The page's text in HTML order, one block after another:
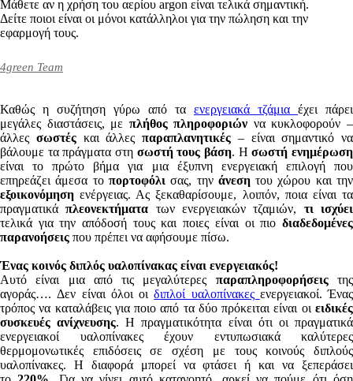
Μάθετε αν η χρήση του αερίου argon είναι τελικά σημαντική.
Δείτε ποιοι είναι οι μόνοι κατάλληλοι για την πώληση και την
εφαρμογή τους.
4green Team
Καθώς η συζήτηση γύρω από τα ενεργειακά τζάμια έχει πάρει
μεγάλες διαστάσεις, με πλήθος πληροφοριών να κυκλοφορούν –
άλλες σωστέςκαι άλλες παραπλανητικές – είναι σημαντικό να
βάλουμε τα πράγματα στη σωστή τους βάση. Ησωστή ενημέρωση
είναι το πρώτο βήμα για μια έξυπνη ενεργειακή επιλογή που
επηρεάζει άμεσα το πορτοφόλι σας, την άνεσητου χώρου και την
εξοικονόμηση ενέργειας. Ας ξεκαθαρίσουμε, λοιπόν, ποια είναι τα
πραγματικάπλεονεκτήματα των ενεργειακών τζαμιών, τι ισχύει
τελικά για την απόδοσή τους και ποιες είναι οι πιο διαδεδομένες
παρανοήσεις που πρέπει να αφήσουμε πίσω.
Ένας κοινός διπλός υαλοπίνακας είναι ενεργειακός!
Αυτό είναι μια από τις μεγαλύτερες παραπληροφορήσειςτης
αγοράς…. Δεν είναι όλοι οιδιπλοί υαλοπίνακες ενεργειακοί. Ένας
τρόπος να καταλάβεις για ποιο από τα δύο πρόκειται είναι οι ειδικές
συσκευές ανίχνευσης. Η πραγματικότητα είναι ότι οι πραγματικά
ενεργειακοί υαλοπίνακες έχουν εντυπωσιακά καλύτερες
θερμομονωτικές επιδόσεις σε σχέση με τους κοινούς διπλούς
υαλοπίνακες. Η διαφορά μπορεί να φτάσει ή και να ξεπεράσει